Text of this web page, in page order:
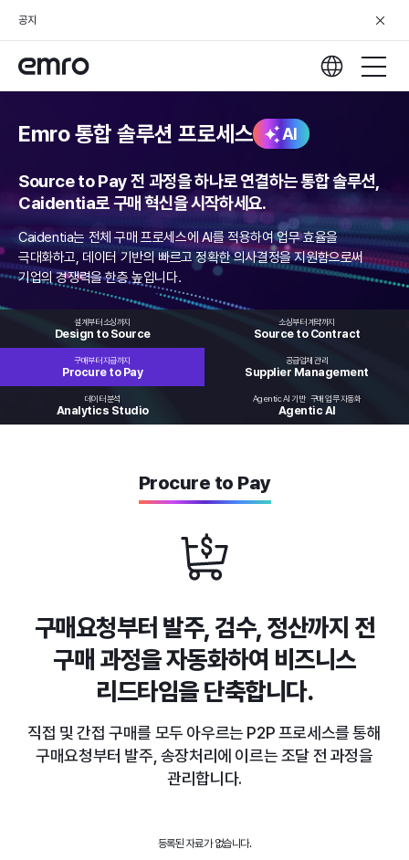
공지
Emro 통합 솔루션 프로세스 AI
Source to Pay 전 과정을 하나로 연결하는 통합 솔루션,
Caidentia로 구매 혁신을 시작하세요.
Caidentia는 전체 구매 프로세스에 AI를 적용하여 업무 효율을
극대화하고, 데이터 기반의 빠르고 정확한 의사결정을 지원함으로써
기업의 경쟁력을 한층 높입니다.
설계부터 소싱까지
Design to Source
소싱부터 계약까지
Source to Contract
구매부터 지급까지
Procure to Pay
공급업체 관리
Supplier Management
데이터 분석
Analytics Studio
Agentic AI 기반 구매 업무 자동화
Agentic AI
Procure to Pay
구매요청부터 발주, 검수, 정산까지 전
구매 과정을 자동화하여 비즈니스
리드타임을 단축합니다.
직접 및 간접 구매를 모두 아우르는 P2P 프로세스를 통해
구매요청부터 발주, 송장처리에 이르는 조달 전 과정을
관리합니다.
등록된 자료가 없습니다.